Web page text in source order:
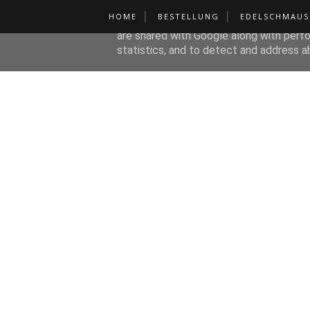
HOME BESTELLUNG EDELSCHMAUS
This site uses cookies from Google to
are shared with Google along with
statistics, and to detect and address